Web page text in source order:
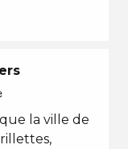
la ville de